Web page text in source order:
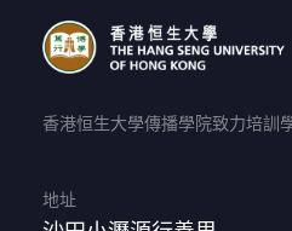
香港恒生大學傳播學院致力培訓
地址